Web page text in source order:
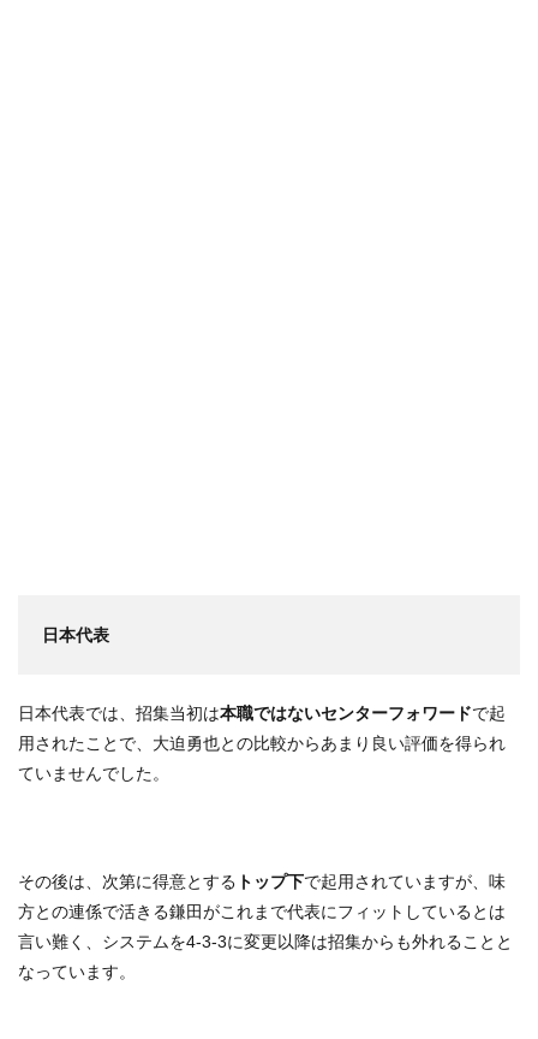
日本代表
日本代表では、招集当初は本職ではないセンターフォワードで起
用されたことで、大迫勇也との比較からあまり良い評価を得られ
ていませんでした。
その後は、次第に得意とする トップ下で起用されていますが、味
方との連係で活きる鎌田がこれまで代表にフィットしているとは
言い難く、システムを4-3-3に変更以降は招集からも外れることと
なっています。